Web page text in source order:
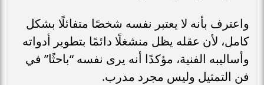
واعترف بأنه لا يعتبر نفسه شخصًا متفائلًا بشكل
كامل، لأن عقله يظل منشغلًا دائمًا بتطوير أدواته
وأساليبه الفنية، مؤكدًا أنه يرى نفسه “باحثًا” في
فن التمثيل وليس مجرد مدرب.